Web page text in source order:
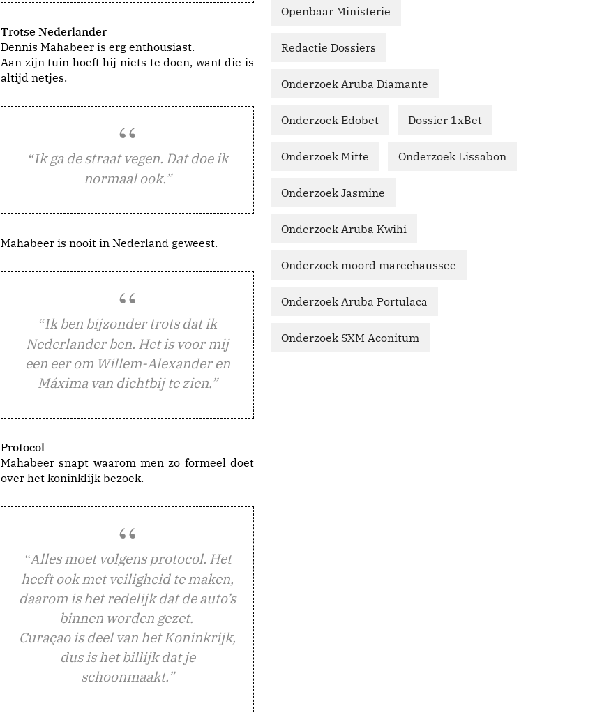
Trotse Nederlander
Dennis Mahabeer is erg enthousiast.
Aan zijn tuin hoeft hij niets te doen, want die is
altijd netjes.
“Ik ga de straat vegen. Dat doe ik
normaal ook.”
Mahabeer is nooit in Nederland geweest.
“Ik ben bijzonder trots dat ik
Nederlander ben. Het is voor mij
een eer om Willem-Alexander en
Máxima van dichtbij te zien.”
Protocol
Mahabeer snapt waarom men zo formeel doet
over het koninklijk bezoek.
“Alles moet volgens protocol. Het
heeft ook met veiligheid te maken,
daarom is het redelijk dat de auto’s
binnen worden gezet.
Curaçao is deel van het Koninkrijk,
dus is het billijk dat je
schoonmaakt.”
Openbaar Ministerie
Redactie Dossiers
Onderzoek Aruba Diamante
Onderzoek Edobet Dossier 1xBet
Onderzoek Mitte Onderzoek Lissabon
Onderzoek Jasmine
Onderzoek Aruba Kwihi
Onderzoek moord marechaussee
Onderzoek Aruba Portulaca
Onderzoek SXM Aconitum